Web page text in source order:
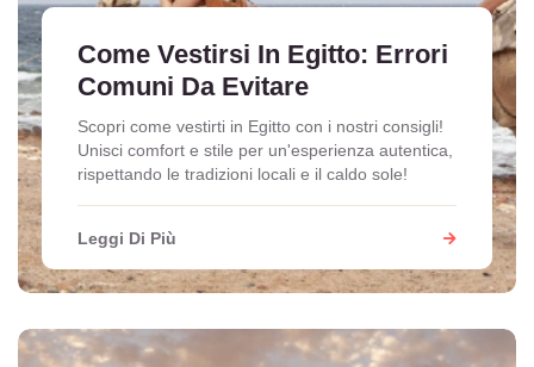
Come Vestirsi In Egitto: Errori
Comuni Da Evitare
Scopri come vestirti in Egitto con i nostri consigli!
Unisci comfort e stile per un'esperienza autentica,
rispettando le tradizioni locali e il caldo sole!
Leggi Di Più